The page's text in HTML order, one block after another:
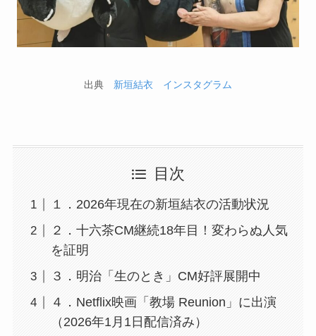
出典 新垣結衣 インスタグラム
目次
１．2026年現在の新垣結衣の活動状況
２．十六茶CM継続18年目！変わらぬ人気
を証明
３．明治「生のとき」CM好評展開中
４．Netflix映画「教場 Reunion」に出演
（2026年1月1日配信済み）